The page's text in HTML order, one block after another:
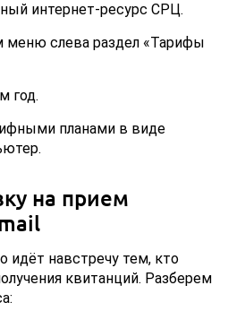
интернет-ресурс СРЦ.
меню слева раздел «Тарифы
год.
планами в виде
на прием
идёт навстречу тем, кто
квитанций. Разберем